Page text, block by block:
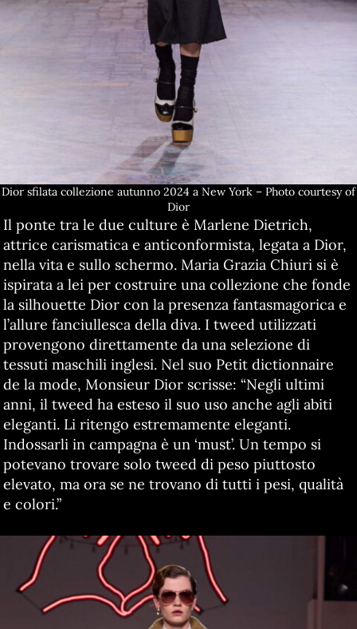
Dior sfilata collezione autunno 2024 a New York – Photo courtesy of
Dior
Il ponte tra le due culture è Marlene Dietrich,
attrice carismatica e anticonformista, legata a Dior,
nella vita e sullo schermo. Maria Grazia Chiuri si è
ispirata a lei per costruire una collezione che fonde
la silhouette Dior con la presenza fantasmagorica e
l’allure fanciullesca della diva. I tweed utilizzati
provengono direttamente da una selezione di
tessuti maschili inglesi. Nel suo Petit dictionnaire
de la mode, Monsieur Dior scrisse: “Negli ultimi
anni, il tweed ha esteso il suo uso anche agli abiti
eleganti. Li ritengo estremamente eleganti.
Indossarli in campagna è un ‘must’. Un tempo si
potevano trovare solo tweed di peso piuttosto
elevato, ma ora se ne trovano di tutti i pesi, qualità
e colori.”